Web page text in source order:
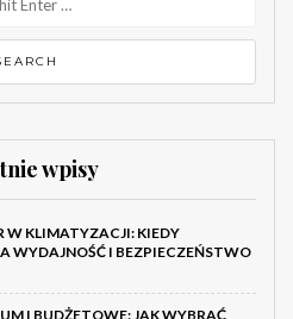
wpisy
W KLIMATYZACJI: KIEDY
WYDAJNOŚĆ I BEZPIECZEŃSTWO
I BUDŻETOWE: JAK WYBRAĆ